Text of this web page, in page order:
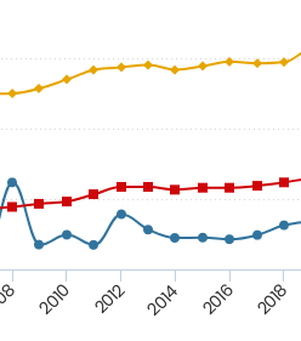
2010 2012 2014 2016 2018